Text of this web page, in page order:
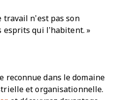
travail n’est pas son
qui l’habitent. »
reconnue dans le domaine
et organisationnelle.